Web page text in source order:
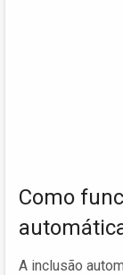
Como
A inclusão